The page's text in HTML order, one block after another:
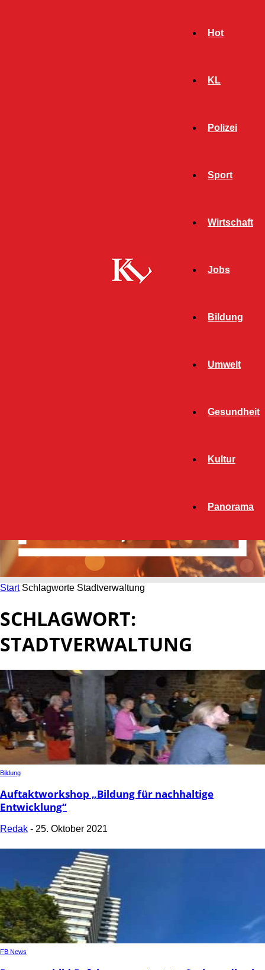
Hot
KL
Polizei
Sport
Wirtschaft
Jobs
Bildung
Umwelt
Gesundheit
Kultur
Panorama
Start Schlagworte Stadtverwaltung
SCHLAGWORT:
STADTVERWALTUNG
Bildung
Auftaktworkshop „Bildung für nachhaltige
Entwicklung“
Redak - 25. Oktober 2021
FB News